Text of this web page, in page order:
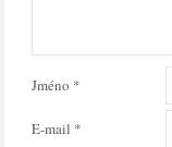
Jméno *
E-mail *